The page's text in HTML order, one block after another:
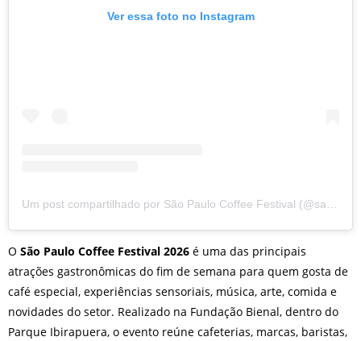
Ver essa foto no Instagram
O São Paulo Coffee Festival 2026 é uma das principais
atrações gastronômicas do fim de semana para quem gosta de
café especial, experiências sensoriais, música, arte, comida e
novidades do setor. Realizado na Fundação Bienal, dentro do
Parque Ibirapuera, o evento reúne cafeterias, marcas, baristas,